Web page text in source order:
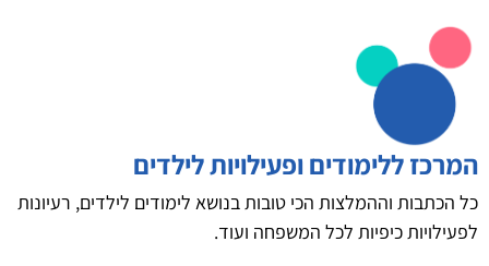
המרכז ללימודים ופעילויות לילדים
כל הכתבות וההמלצות הכי טובות בנושא לימודים לילדים, רעיונות
לפעילויות כיפיות לכל המשפחה ועוד.